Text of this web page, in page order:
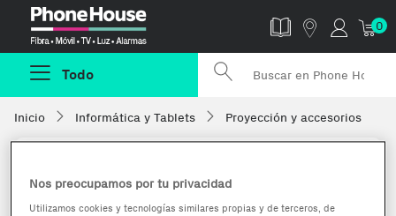
0
Todo
Inicio Informática y Tablets Proyección y accesorios
Nos preocupamos por tu privacidad
Utilizamos cookies y tecnologías similares propias y de terceros, de